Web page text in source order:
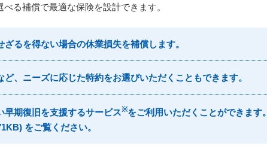
る補償で最適な保険を設計できます。
るを得ない場合の休業損失を補償します。
、ニーズに応じた特約をお選びいただくこともできます。
早期復旧を支援するサービス※をご利用いただくことができます。
をご覧ください。